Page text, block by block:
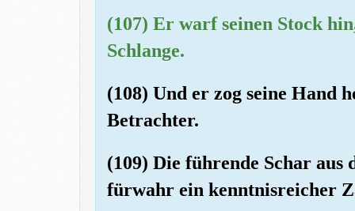
(107) Er warf seinen Stock
Schlange.
(108) Und er zog seine Hand
Betrachter.
(109) Die führende Schar
fürwahr ein kenntnisreicher